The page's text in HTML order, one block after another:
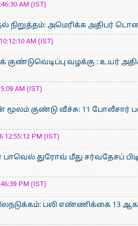
AM (IST)
நிறுத்தம்: அமெரிக்க அதிபர்
AM (IST)
வழக்கு : உயர்
AM (IST)
மூலம் குண்டு வீச்சு: 11 போலீசார்
PM (IST)
பாவெல் துரோவ் மீது சர்வதேசப்
PM (IST)
பலி எண்ணிக்கை 13 ஆக